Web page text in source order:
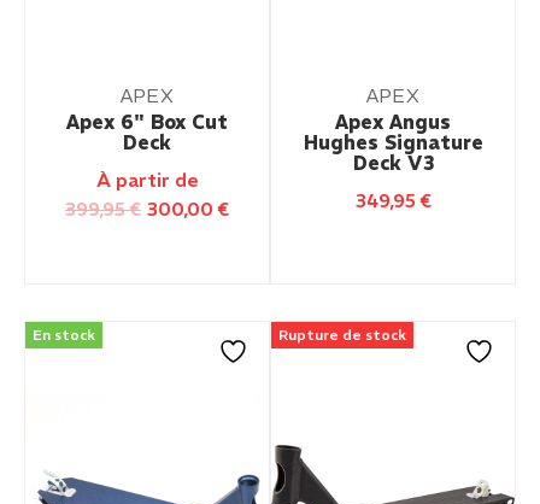
APEX
Apex 6" Box Cut
Deck
À partir de
399,95€ 300,00€
APEX
Apex Angus
Hughes Signature
Deck V3
349,95€
En stock Rupture de stock